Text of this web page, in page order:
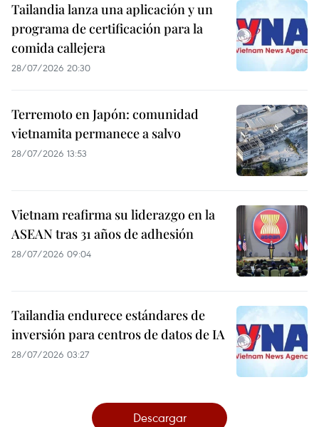
Tailandia lanza una aplicación y un
programa de certificación para la
comida callejera
28/07/2026 20:30
Terremoto en Japón: comunidad
vietnamita permanece a salvo
28/07/2026 13:53
Vietnam reafirma su liderazgo en la
ASEAN tras 31 años de adhesión
28/07/2026 09:04
Tailandia endurece estándares de
inversión para centros de datos de IA
28/07/2026 03:27
Descargar